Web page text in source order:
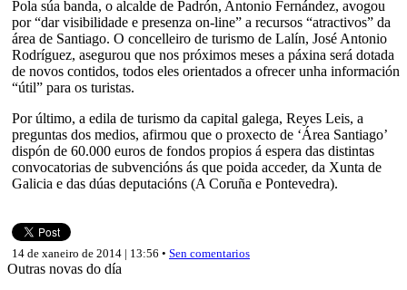
Pola súa banda, o alcalde de Padrón, Antonio Fernández, avogou
por “dar visibilidade e presenza on-line” a recursos “atractivos” da
área de Santiago. O concelleiro de turismo de Lalín, José Antonio
Rodríguez, asegurou que nos próximos meses a páxina será dotada
de novos contidos, todos eles orientados a ofrecer unha información
“útil” para os turistas.
Por último, a edila de turismo da capital galega, Reyes Leis, a
preguntas dos medios, afirmou que o proxecto de ‘Área Santiago’
dispón de 60.000 euros de fondos propios á espera das distintas
convocatorias de subvencións ás que poida acceder, da Xunta de
Galicia e das dúas deputacións (A Coruña e Pontevedra).
14 de xaneiro de 2014 | 13:56 • Sen comentarios
Outras novas do día